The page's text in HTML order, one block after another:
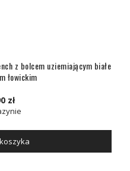
z bolcem uziemiającym białe
łowickim
zł